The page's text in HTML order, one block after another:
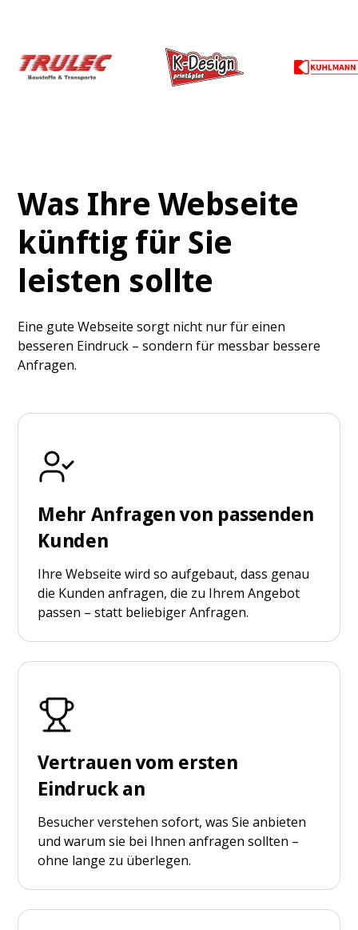
Was Ihre Webseite
künftig für Sie
leisten sollte
Eine gute Webseite sorgt nicht nur für einen
besseren Eindruck – sondern für messbar bessere
Anfragen.
Mehr Anfragen von passenden
Kunden
Ihre Webseite wird so aufgebaut, dass genau
die Kunden anfragen, die zu Ihrem Angebot
passen – statt beliebiger Anfragen.
Vertrauen vom ersten
Eindruck an
Besucher verstehen sofort, was Sie anbieten
und warum sie bei Ihnen anfragen sollten –
ohne lange zu überlegen.